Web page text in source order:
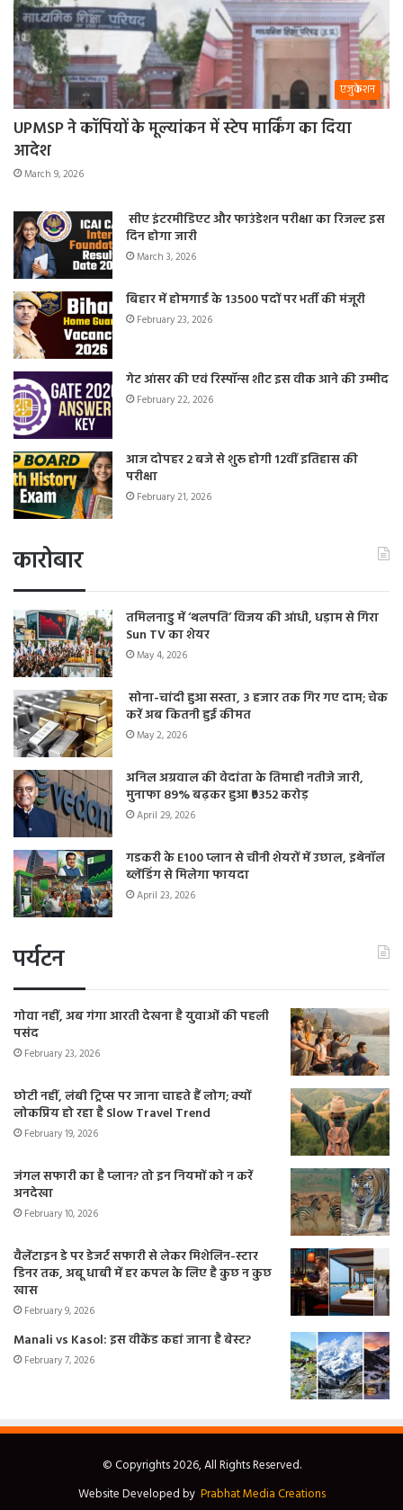
एजुकेशन
UPMSP ने कॉपियों के मूल्यांकन में स्टेप मार्किंग का दिया
आदेश
March 9, 2026
सीए इंटरमीडिएट और फाउंडेशन परीक्षा का रिजल्ट इस
दिन होगा जारी
March 3, 2026
बिहार में होमगार्ड के 13500 पदों पर भर्ती की मंजूरी
February 23, 2026
गेट आंसर की एवं रिस्पॉन्स शीट इस वीक आने की उम्मीद
February 22, 2026
आज दोपहर 2 बजे से शुरू होगी 12वीं इतिहास की
परीक्षा
February 21, 2026
कारोबार
तमिलनाडु में ‘थलपति’ विजय की आंधी, धड़ाम से गिरा
Sun TV का शेयर
May 4, 2026
सोना-चांदी हुआ सस्ता, 3 हजार तक गिर गए दाम; चेक
करें अब कितनी हुई कीमत
May 2, 2026
अनिल अग्रवाल की वेदांता के तिमाही नतीजे जारी,
मुनाफा 89% बढ़कर हुआ ₹9352 करोड़
April 29, 2026
गडकरी के E100 प्लान से चीनी शेयरों में उछाल, इथेनॉल
ब्लेंडिंग से मिलेगा फायदा
April 23, 2026
पर्यटन
गोवा नहीं, अब गंगा आरती देखना है युवाओं की पहली
पसंद
February 23, 2026
छोटी नहीं, लंबी ट्रिप्स पर जाना चाहते हैं लोग; क्यों
लोकप्रिय हो रहा है Slow Travel Trend
February 19, 2026
जंगल सफारी का है प्लान? तो इन नियमों को न करें
अनदेखा
February 10, 2026
वैलेंटाइन डे पर डेजर्ट सफारी से लेकर मिशेलिन-स्टार
डिनर तक, अबू धाबी में हर कपल के लिए है कुछ न कुछ
खास
February 9, 2026
Manali vs Kasol: इस वीकेंड कहां जाना है बेस्ट?
February 7, 2026
© Copyrights 2026, All Rights Reserved.
Website Developed by Prabhat Media Creations